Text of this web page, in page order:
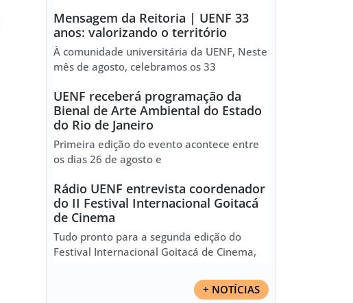
Mensagem da Reitoria | UENF 33
anos: valorizando o território
À comunidade universitária da UENF, Neste
mês de agosto, celebramos os 33
UENF receberá programação da
Bienal de Arte Ambiental do Estado
do Rio de Janeiro
Primeira edição do evento acontece entre
os dias 26 de agosto e
Rádio UENF entrevista coordenador
do II Festival Internacional Goitacá
de Cinema
Tudo pronto para a segunda edição do
Festival Internacional Goitacá de Cinema,
+ NOTÍCIAS